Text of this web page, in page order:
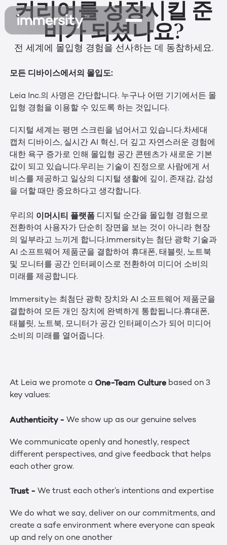
커리어를 성장시킬 준
비가 되셨나요?
전 세계에 몰입형 경험을 선사하는 데 동참하세요.
모든 디바이스에서의 몰입도:
Leia Inc.의 사명은 간단합니다. 누구나 어떤 기기에서든 몰
입형 경험을 이용할 수 있도록 하는 것입니다.
디지털 세계는 평면 스크린을 넘어서고 있습니다.차세대
캡처 디바이스, 실시간 AI 혁신, 더 깊고 자연스러운 경험에
대한 욕구 증가로 인해 몰입형 공간 콘텐츠가 새로운 기본
값이 되고 있습니다.우리는 기술이 진정으로 사람에게 서
비스를 제공하고 일상의 디지털 생활에 깊이, 존재감, 감성
을 더할 때만 중요하다고 생각합니다.
우리의 이머시티 플랫폼 디지털 순간을 몰입형 경험으로
전환하여 사용자가 단순히 장면을 보는 것이 아니라 현장
의 일부라고 느끼게 합니다.Immersity는 첨단 광학 기술과
AI 소프트웨어 제품군을 결합하여 휴대폰, 태블릿, 노트북
및 모니터를 공간 인터페이스로 전환하여 미디어 소비의
미래를 제공합니다.
Immersity는 최첨단 광학 장치와 AI 소프트웨어 제품군을
결합하여 모든 개인 장치에 완벽하게 통합됩니다.휴대폰,
태블릿, 노트북, 모니터가 공간 인터페이스가 되어 미디어
소비의 미래를 열어줍니다.
At Leia we promote a One-Team Culture based on 3
key values:
Authenticity - We show up as our genuine selves
We communicate openly and honestly, respect
different perspectives, and give feedback that helps
each other grow.
Trust - We trust each other’s intentions and expertise
We do what we say, deliver on our commitments, and
create a safe environment where everyone can speak
up and rely on one another